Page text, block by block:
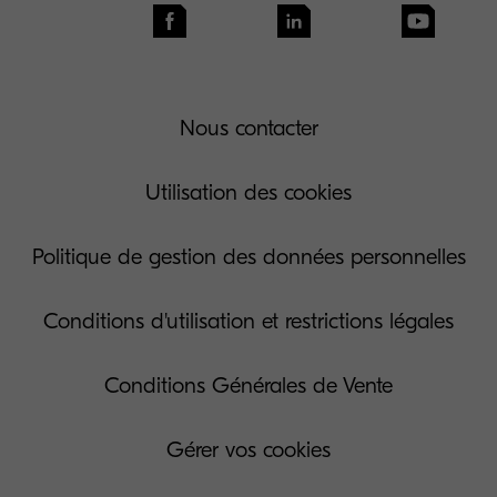
Nous contacter
Utilisation des cookies
Politique de gestion des données personnelles
Conditions d'utilisation et restrictions légales
Conditions Générales de Vente
Gérer vos cookies